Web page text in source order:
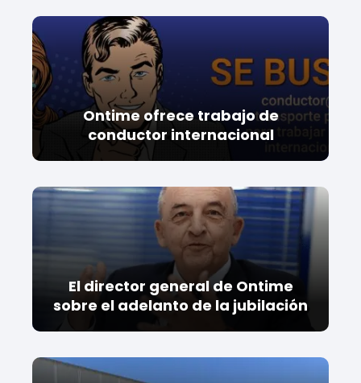
Ontime ofrece trabajo de
conductor internacional
El director general de Ontime
sobre el adelanto de la jubilación